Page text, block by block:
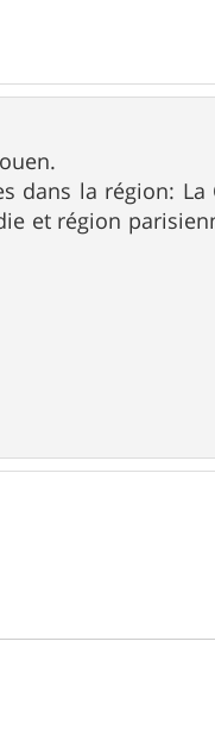
dans la région: La
et région